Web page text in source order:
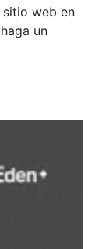
web en
un